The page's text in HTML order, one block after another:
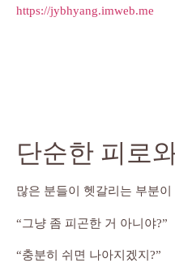
https://jybhyang.imweb.me
단순한 피로
많은 분들이 헷갈리는 부분
“그냥 좀 피곤한 거 아니야?”
“충분히 쉬면 나아지겠지?”